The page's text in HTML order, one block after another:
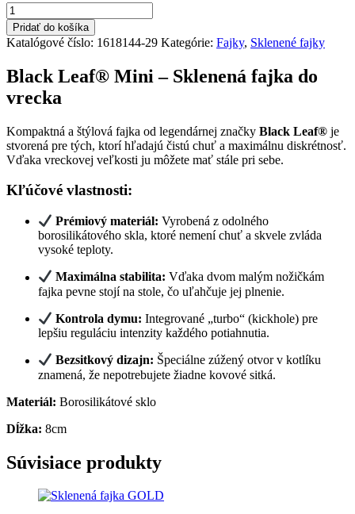
množstvo
Black
Leaf
Mini
Fajka
Pridať do košíka
Katalógové číslo: 1618144-29 Kategórie: Fajky, Sklenené fajky
Black Leaf® Mini – Sklenená fajka do
vrecka
Kompaktná a štýlová fajka od legendárnej značky Black Leaf® je
stvorená pre tých, ktorí hľadajú čistú chuť a maximálnu diskrétnosť.
Vďaka vreckovej veľkosti ju môžete mať stále pri sebe.
Kľúčové vlastnosti:
Prémiový materiál: Vyrobená z odolného
borosilikátového skla, ktoré nemení chuť a skvele zvláda
vysoké teploty.
Maximálna stabilita: Vďaka dvom malým nožičkám
fajka pevne stojí na stole, čo uľahčuje jej plnenie.
Kontrola dymu: Integrované „turbo“ (kickhole) pre
lepšiu reguláciu intenzity každého potiahnutia.
Bezsitkový dizajn: Špeciálne zúžený otvor v kotlíku
znamená, že nepotrebujete žiadne kovové sitká.
Materiál: Borosilikátové sklo
Dĺžka: 8cm
Súvisiace produkty